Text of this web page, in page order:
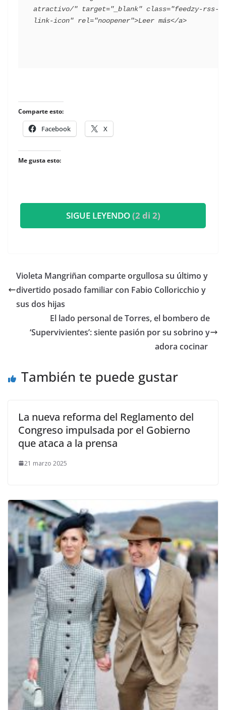
atractivo/" target="_blank" class="feedzy-rss-
Comparte esto:
Facebook X
Me gusta esto:
SIGUE LEYENDO(2 di 2)
​Violeta Mangriñan comparte orgullosa su último y
divertido posado familiar con Fabio Colloricchio y
sus dos hijas
​El lado personal de Torres, el bombero de
‘Supervivientes’: siente pasión por su sobrino y
adora cocinar
También te puede gustar
La nueva reforma del Reglamento del
Congreso impulsada por el Gobierno
que ataca a la prensa
21 marzo 2025